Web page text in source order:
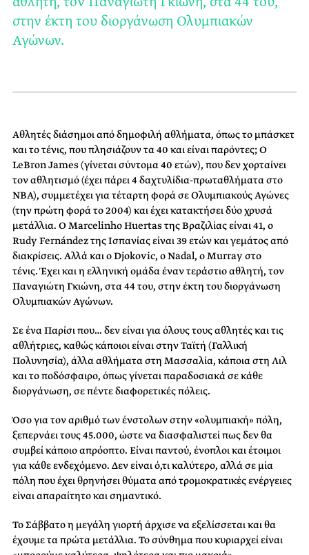
στην έκτη του διοργάνωση Ολυμπιακών
Αγώνων.
Αθλητές διάσημοι από δημοφιλή αθλήματα, όπως το μπάσκετ
και το τένις, που πλησιάζουν τα 40 και είναι παρόντες; Ο
LeBron James (γίνεται σύντομα 40 ετών), που δεν χορταίνει
τον αθλητισμό (έχει πάρει 4 δαχτυλίδια-πρωταθλήματα στο
ΝΒΑ), συμμετέχει για τέταρτη φορά σε Ολυμπιακούς Αγώνες
(την πρώτη φορά το 2004) και έχει κατακτήσει δύο χρυσά
μετάλλια. Ο Marcelinho Huertas της Βραζιλίας είναι 41, ο
Rudy Fernández της Ισπανίας είναι 39 ετών και γεμάτος από
διακρίσεις. Αλλά και ο Djokovic, ο Nadal, ο Murray στο
τένις. Έχει και η ελληνική ομάδα έναν τεράστιο αθλητή, τον
Παναγιώτη Γκιώνη, στα 44 του, στην έκτη του διοργάνωση
Ολυμπιακών Αγώνων.
Σε ένα Παρίσι που… δεν είναι για όλους τους αθλητές και τις
αθλήτριες, καθώς κάποιοι είναι στην Ταϊτή (Γαλλική
Πολυνησία), άλλα αθλήματα στη Μασσαλία, κάποια στη Λιλ
και το ποδόσφαιρο, όπως γίνεται παραδοσιακά σε κάθε
διοργάνωση, σε πέντε διαφορετικές πόλεις.
Όσο για τον αριθμό των ένστολων στην «ολυμπιακή» πόλη,
ξεπερνάει τους 45.000, ώστε να διασφαλιστεί πως δεν θα
συμβεί κάποιο απρόοπτο. Είναι παντού, ένοπλοι και έτοιμοι
για κάθε ενδεχόμενο. Δεν είναι ό,τι καλύτερο, αλλά σε μία
πόλη που έχει θρηνήσει θύματα από τρομοκρατικές ενέργειες
είναι απαραίτητο και σημαντικό.
Το Σάββατο η μεγάλη γιορτή άρχισε να εξελίσσεται και θα
έχουμε τα πρώτα μετάλλια. Το σύνθημα που κυριαρχεί είναι